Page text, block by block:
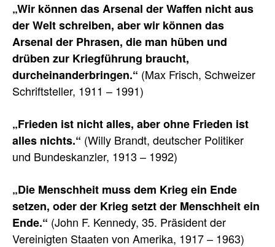
„Wir können das Arsenal der Waffen nicht aus
der Welt schreiben, aber wir können das
Arsenal der Phrasen, die man hüben und
drüben zur Kriegführung braucht,
durcheinanderbringen.“ (Max Frisch, Schweizer
Schriftsteller, 1911 – 1991)
„Frieden ist nicht alles, aber ohne Frieden ist
alles nichts.“ (Willy Brandt, deutscher Politiker
und Bundeskanzler, 1913 – 1992)
„Die Menschheit muss dem Krieg ein Ende
setzen, oder der Krieg setzt der Menschheit ein
Ende.“ (John F. Kennedy, 35. Präsident der
Vereinigten Staaten von Amerika, 1917 – 1963)